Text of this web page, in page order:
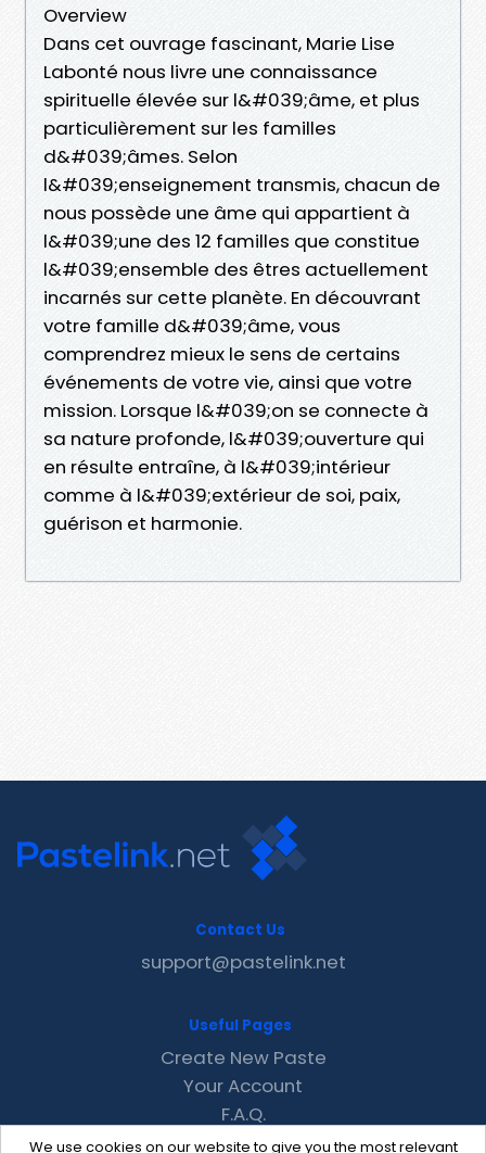
Overview
Dans cet ouvrage fascinant, Marie Lise
Labonté nous livre une connaissance
spirituelle élevée sur l&#039;âme, et plus
particulièrement sur les familles
d&#039;âmes. Selon
l&#039;enseignement transmis, chacun de
nous possède une âme qui appartient à
l&#039;une des 12 familles que constitue
l&#039;ensemble des êtres actuellement
incarnés sur cette planète. En découvrant
votre famille d&#039;âme, vous
comprendrez mieux le sens de certains
événements de votre vie, ainsi que votre
mission. Lorsque l&#039;on se connecte à
sa nature profonde, l&#039;ouverture qui
en résulte entraîne, à l&#039;intérieur
comme à l&#039;extérieur de soi, paix,
guérison et harmonie.
We use cookies on our website to give you the most relevant
Contact Us
support@pastelink.net
Useful Pages
Create New Paste
Your Account
F.A.Q.
Recent